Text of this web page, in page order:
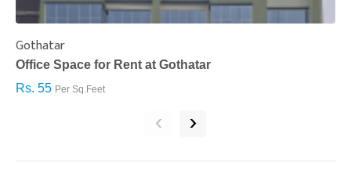
Gothatar
Office Space for Rent at Gothatar
Rs. 55 Per Sq.Feet
‹ ›